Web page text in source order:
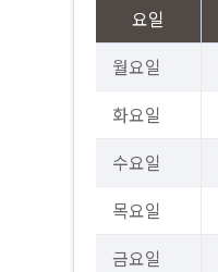
요일
월요일
화요일
수요일
목요일
금요일